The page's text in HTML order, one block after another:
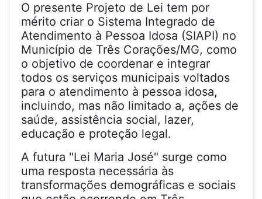
O presente Projeto de Lei tem por
mérito criar o Sistema Integrado de
Atendimento à Pessoa Idosa (SIAPI) no
Município de Três Corações/MG, como
o objetivo de coordenar e integrar
todos os serviços municipais voltados
para o atendimento à pessoa idosa,
incluindo, mas não limitado a, ações de
saúde, assistência social, lazer,
educação e proteção legal.
A futura "Lei Maria José" surge como
uma resposta necessária às
transformações demográficas e sociais